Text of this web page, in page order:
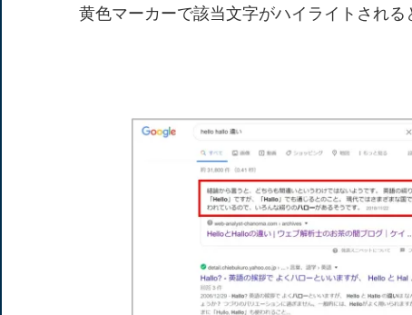
黄色マーカーで該当文字がハイライトされ